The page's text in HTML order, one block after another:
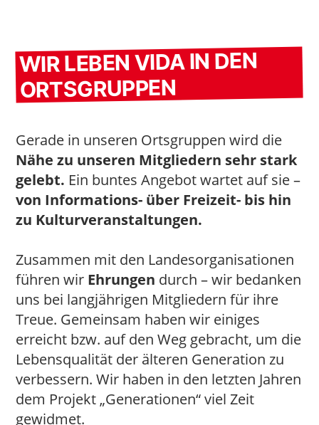
WIR LEBEN VIDA IN DEN
ORTSGRUPPEN
Gerade in unseren Ortsgruppen wird die
Nähe zu unseren Mitgliedern sehr stark
gelebt. Ein buntes Angebot wartet auf sie –
von Informations- über Freizeit- bis hin
zu Kulturveranstaltungen.
Zusammen mit den Landesorganisationen
führen wir Ehrungen durch – wir bedanken
uns bei langjährigen Mitgliedern für ihre
Treue. Gemeinsam haben wir einiges
erreicht bzw. auf den Weg gebracht, um die
Lebensqualität der älteren Generation zu
verbessern. Wir haben in den letzten Jahren
dem Projekt „Generationen“ viel Zeit
gewidmet.